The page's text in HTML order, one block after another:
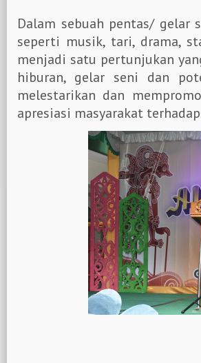
Dalam sebuah pentas/ gelar
seperti musik, tari, drama,
menjadi satu pertunjukan
hiburan, gelar seni dan
melestarikan dan
apresiasi masyarakat